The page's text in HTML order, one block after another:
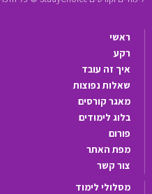
ראשי
רקע
איך זה עובד
שאלות נפוצות
מאגר קורסים
בלוג לימודים
פורום
מפת האתר
צור קשר
מסלולי לימוד